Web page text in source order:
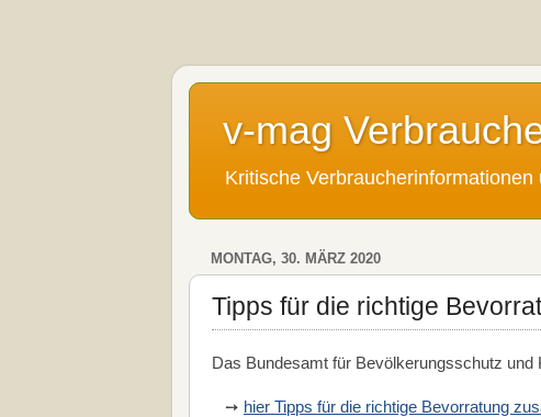
v-mag
Kritische
MONTAG, 30. MÄRZ 2020
Tipps für die richtige
Das Bundesamt für Bevölkerungsschutz und
➙ hier Tipps für die richtige Bevorratung